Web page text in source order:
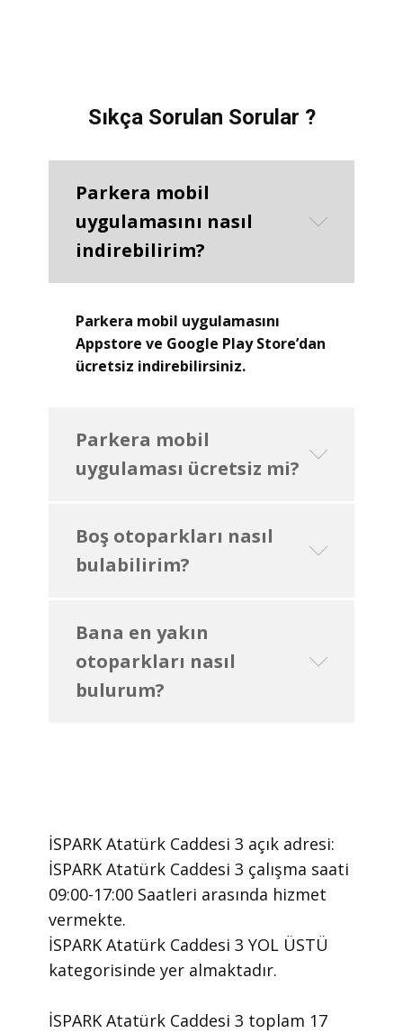
Sıkça Sorulan Sorular ?
Parkera mobil
uygulamasını nasıl
indirebilirim?
Parkera mobil uygulamasını
Appstore ve Google Play Store’dan
ücretsiz indirebilirsiniz.
Parkera mobil
uygulaması ücretsiz mi?
Boş otoparkları nasıl
bulabilirim?
Bana en yakın
otoparkları nasıl
bulurum?
İSPARK Atatürk Caddesi 3 ​açık adresi:
İSPARK Atatürk Caddesi 3 ​çalışma saati
09:00-17:00 Saatleri arasında ​hizmet
vermekte.
​İSPARK Atatürk Caddesi 3 YOL ÜSTÜ
kategorisinde yer almaktadır.
İSPARK Atatürk Caddesi 3 toplam 17